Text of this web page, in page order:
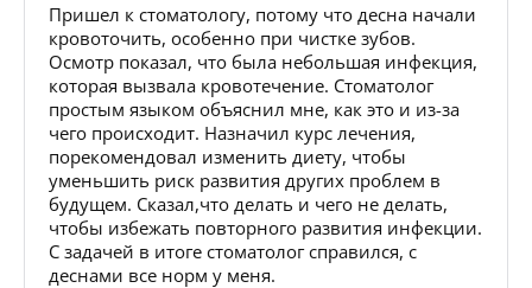
Пришел к стоматологу, потому что десна начали
кровоточить, особенно при чистке зубов.
Осмотр показал, что была небольшая инфекция,
которая вызвала кровотечение. Стоматолог
простым языком объяснил мне, как это и из-за
чего происходит. Назначил курс лечения,
порекомендовал изменить диету, чтобы
уменьшить риск развития других проблем в
будущем. Сказал,что делать и чего не делать,
чтобы избежать повторного развития инфекции.
С задачей в итоге стоматолог справился, с
деснами все норм у меня.